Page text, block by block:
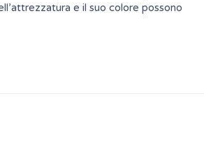
e il suo colore possono